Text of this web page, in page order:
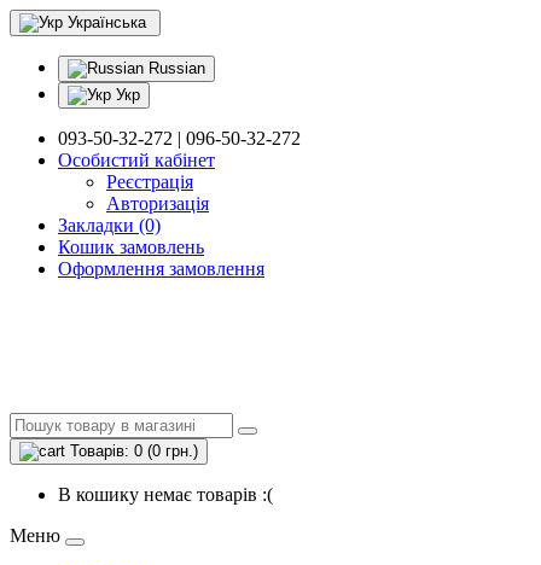
Українська
Russian
Укр
093-50-32-272 | 096-50-32-272
Особистий кабінет
Реєстрація
Авторизація
Закладки (0)
Кошик замовлень
Оформлення замовлення
Товарів: 0 (0 грн.)
В кошику немає товарів :(
Меню